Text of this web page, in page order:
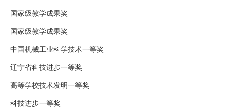
国家级教学成果奖
国家级教学成果奖
中国机械工业科学技术一等奖
辽宁省科技进步一等奖
高等学校技术发明一等奖
科技进步一等奖